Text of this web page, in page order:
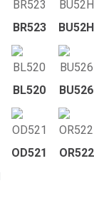
BR523 BU52H
BL520 BU526
OD521 OR522